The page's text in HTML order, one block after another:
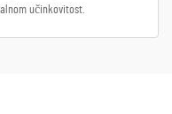
učinkovitost.